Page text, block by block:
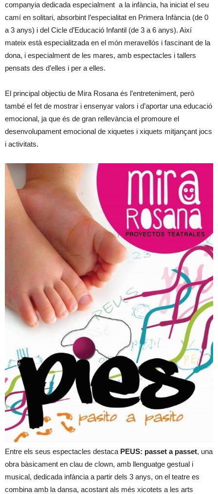
companyia dedicada especialment a la infància, ha iniciat el seu
camí en solitari, absorbint l’especialitat en Primera Infància (de 0
a 3 anys) i del Cicle d’Educació Infantil (de 3 a 6 anys). Així
mateix està especialitzada en el món meravellós i fascinant de la
dona, i especialment de les mares, amb espectacles i tallers
pensats des d’elles i per a elles.
El principal objectiu de Mira Rosana és l’entreteniment, però
també el fet de mostrar i ensenyar valors i d’aportar una educació
emocional, ja que és de gran rellevància el promoure el
desenvolupament emocional de xiquetes i xiquets mitjançant jocs
i activitats.
Entre els seus espectacles destaca PEUS: passet a passet, una
obra bàsicament en clau de clown, amb llenguatge gestual i
musical, dedicada infància a partir dels 3 anys, on el teatre es
combina amb la dansa, acostant als més xicotets a les arts